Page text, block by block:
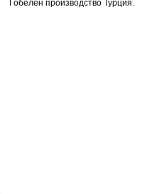
Гобелен производство Турция.